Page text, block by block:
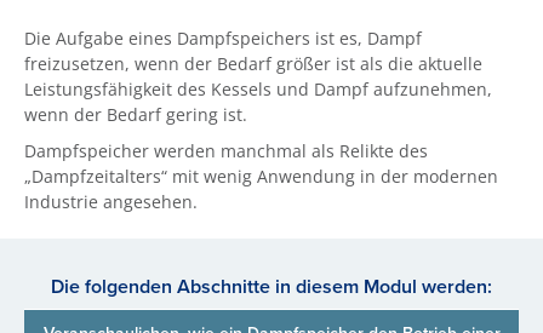
Die Aufgabe eines Dampfspeichers ist es, Dampf
freizusetzen, wenn der Bedarf größer ist als die aktuelle
Leistungsfähigkeit des Kessels und Dampf aufzunehmen,
wenn der Bedarf gering ist.
Dampfspeicher werden manchmal als Relikte des
„Dampfzeitalters“ mit wenig Anwendung in der modernen
Industrie angesehen.
Die folgenden Abschnitte in diesem Modul werden: